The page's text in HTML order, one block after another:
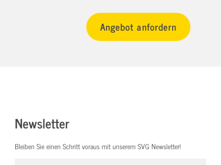
Newsletter
Bleiben Sie einen Schritt voraus mit unserem SVG Newsletter!